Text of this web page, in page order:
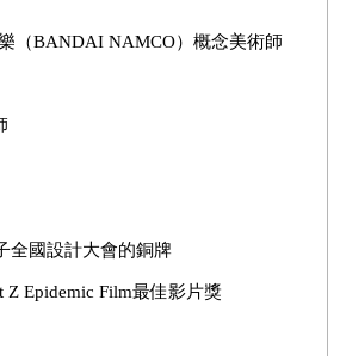
（BANDAI NAMCO）概念美術師
全國設計大會的銅牌
Z Epidemic Film最佳影片獎